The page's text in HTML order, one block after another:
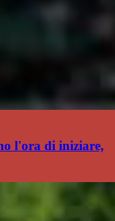
l'ora di iniziare,